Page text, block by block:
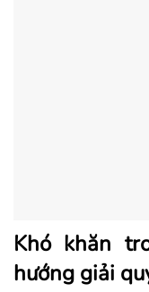
Khó khăn
hướng giải